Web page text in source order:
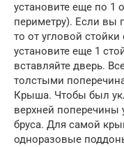
установите еще по 1
периметру). Если вы
то от угловой
установите еще 1
вставляйте дверь.
толстыми
Крыша. Чтобы был
верхней поперечины
бруса. Для самой
одноразовые